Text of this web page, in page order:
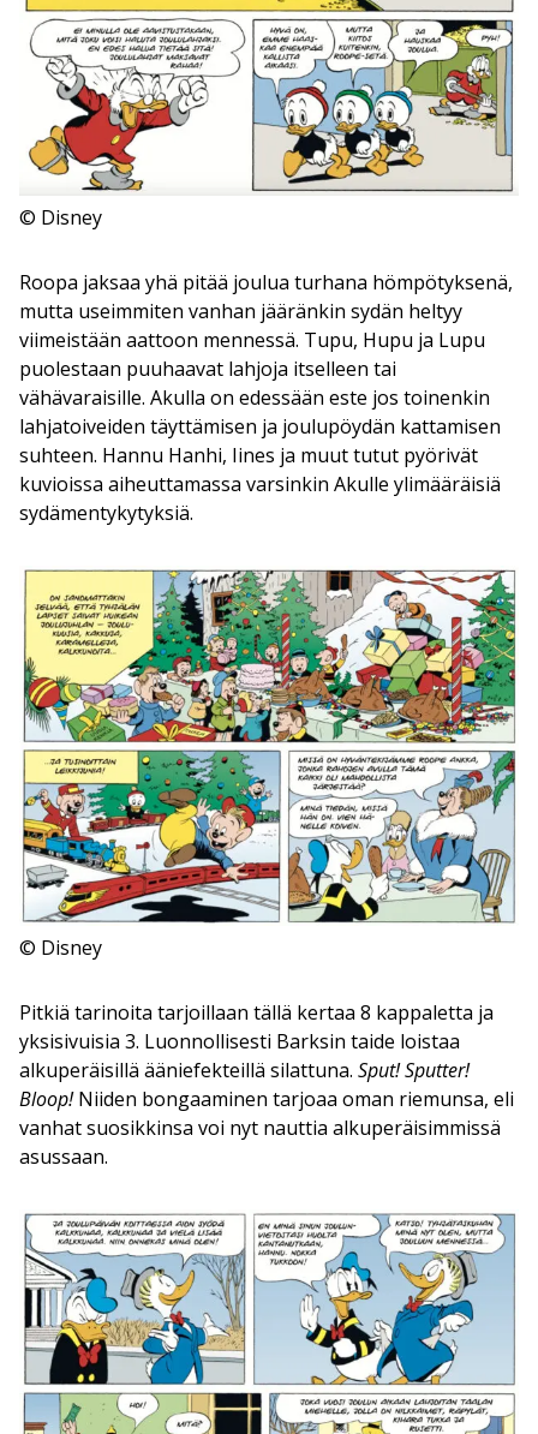
© Disney
Roopa jaksaa yhä pitää joulua turhana hömpötyksenä,
mutta useimmiten vanhan jääränkin sydän heltyy
viimeistään aattoon mennessä. Tupu, Hupu ja Lupu
puolestaan puuhaavat lahjoja itselleen tai
vähävaraisille. Akulla on edessään este jos toinenkin
lahjatoiveiden täyttämisen ja joulupöydän kattamisen
suhteen. Hannu Hanhi, Iines ja muut tutut pyörivät
kuvioissa aiheuttamassa varsinkin Akulle ylimääräisiä
sydämentykytyksiä.
© Disney
Pitkiä tarinoita tarjoillaan tällä kertaa 8 kappaletta ja
yksisivuisia 3. Luonnollisesti Barksin taide loistaa
alkuperäisillä ääniefekteillä silattuna. Sput! Sputter!
Bloop!Niiden bongaaminen tarjoaa oman riemunsa, eli
vanhat suosikkinsa voi nyt nauttia alkuperäisimmissä
asussaan.